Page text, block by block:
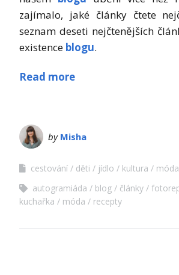
zajímalo, jaké články čtete
seznam deseti nejčtenějších
existence blogu.
Read more
by Misha
cestování děti jídlo kultura móda
autogramiáda
blog články
kuchařka
móda recepty